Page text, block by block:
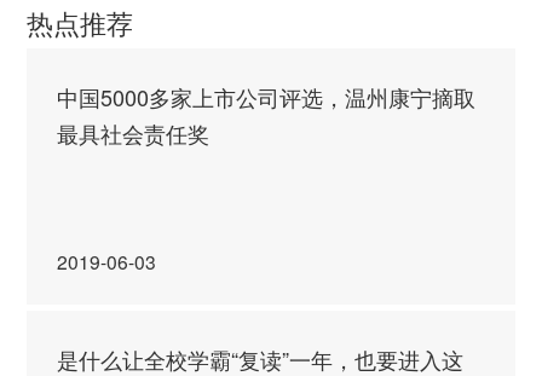
热点推荐
中国5000多家上市公司评选，温州康宁摘取
最具社会责任奖
2019-06-03
是什么让全校学霸“复读”一年，也要进入这